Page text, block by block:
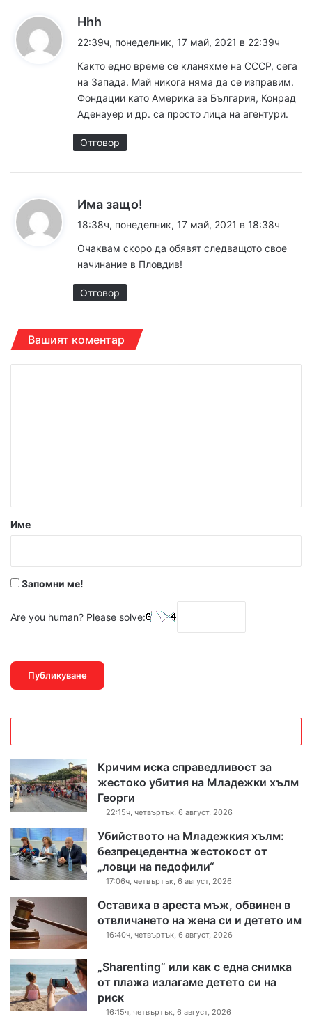
Hhh
а
а
:
22:39ч, понеделник, 17 май, 2021 в 22:39ч
Както едно време се кланяхме на СССР, сега
на Запада. Май никога няма да се изправим.
Фондации като Америка за България, Конрад
Аденауер и др. са просто лица на агентури.
Отговор
Има защо!
а
:
18:38ч, понеделник, 17 май, 2021 в 18:38ч
Очаквам скоро да обявят следващото свое
начинание в Пловдив!
Отговор
Вашият коментар
р
Име
Запомни ме!
Are you human? Please solve:
Кричим иска справедливост за
жестоко убития на Младежки хълм
Георги
22:15ч, четвъртък, 6 август, 2026
Убийството на Младежкия хълм:
безпрецедентна жестокост от
„ловци на педофили“
17:06ч, четвъртък, 6 август, 2026
Оставиха в ареста мъж, обвинен в
отвличането на жена си и детето им
16:40ч, четвъртък, 6 август, 2026
„Sharenting“ или как с една снимка
от плажа излагаме детето си на
риск
16:15ч, четвъртък, 6 август, 2026